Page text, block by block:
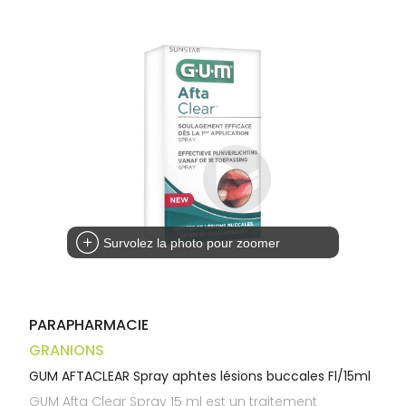
Survolez la photo pour zoomer
PARAPHARMACIE
GRANIONS
GUM AFTACLEAR Spray aphtes lésions buccales Fl/15ml
GUM Afta Clear Spray 15 ml est un traitement